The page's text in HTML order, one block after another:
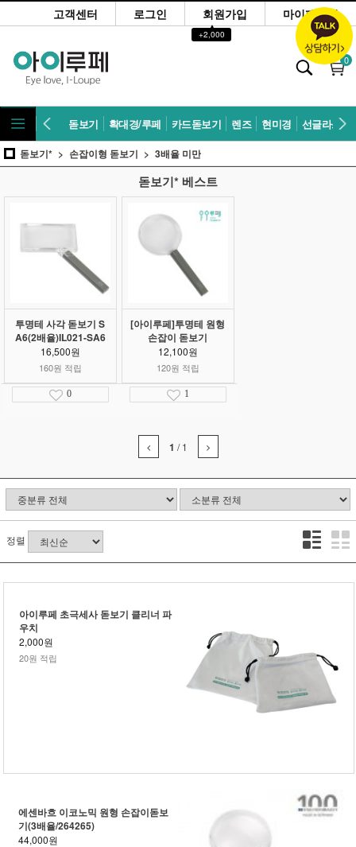
고객센터 로그인 회원가입
▲
+2,000
마이페이지
0
돋보기 확대경/루페 카드돋보기 렌즈 현미경 선글라스
돋보기* 손잡이형 돋보기 3배율 미만
돋보기* 베스트
투명테 사각 돋보기 S
A6(2배율)IL021-SA6
16,500원
160원 적립
0
[아이루페]투명테 원형
손잡이 돋보기
12,100원
120원 적립
1
1 /1
정렬
아이루페 초극세사 돋보기 클리너 파
우치
2,000원
20원 적립
에센바흐 이코노믹 원형 손잡이돋보
기(3배율/264265)
44,000원